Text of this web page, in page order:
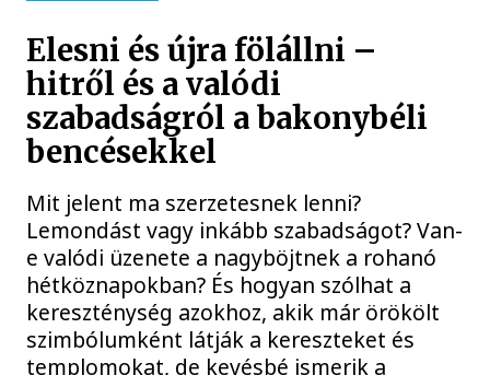
Elesni és újra fölállni –
hitről és a valódi
szabadságról a bakonybéli
bencésekkel
Mit jelent ma szerzetesnek lenni?
Lemondást vagy inkább szabadságot? Van-
e valódi üzenete a nagyböjtnek a rohanó
hétköznapokban? És hogyan szólhat a
kereszténység azokhoz, akik már örökölt
szimbólumként látják a kereszteket és
templomokat, de kevésbé ismerik a